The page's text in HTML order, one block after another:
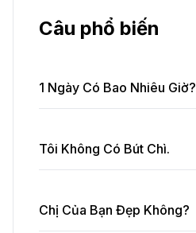
Câu phổ biến
1 Ngày Có Bao Nhiêu Giờ?
Tôi Không Có Bút Chì.
Chị Của Bạn Đẹp Không?